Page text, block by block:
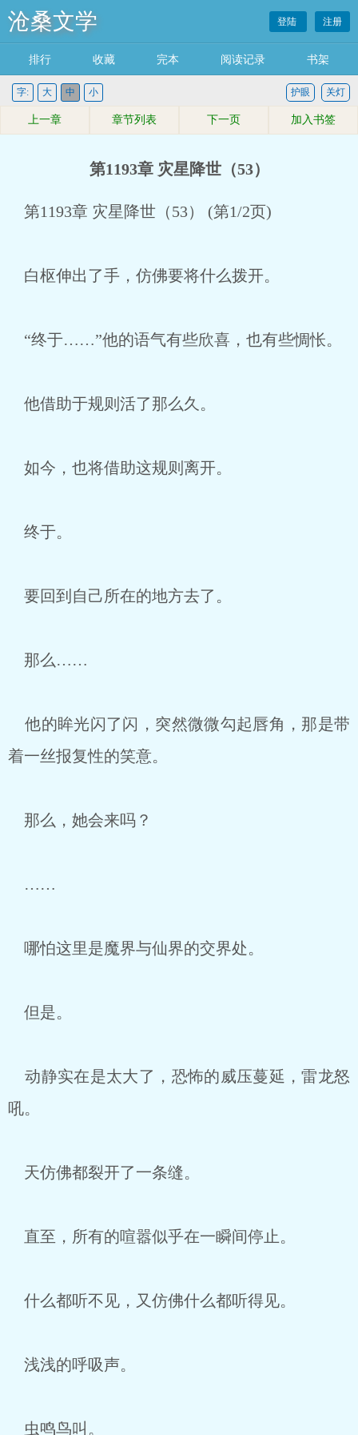
沧桑文学 登陆 注册
排行 收藏 完本 阅读记录 书架
字: 大 中 小 关灯
护眼
上一章 章节列表 下一页 加入书签
第1193章 灾星降世（53）
第1193章 灾星降世（53） (第1/2页)
白枢伸出了手，仿佛要将什么拨开。
“终于……”他的语气有些欣喜，也有些惆怅。
他借助于规则活了那么久。
如今，也将借助这规则离开。
终于。
要回到自己所在的地方去了。
那么……
他的眸光闪了闪，突然微微勾起唇角，那是带
着一丝报复性的笑意。
那么，她会来吗？
……
哪怕这里是魔界与仙界的交界处。
但是。
动静实在是太大了，恐怖的威压蔓延，雷龙怒
吼。
天仿佛都裂开了一条缝。
直至，所有的喧嚣似乎在一瞬间停止。
什么都听不见，又仿佛什么都听得见。
浅浅的呼吸声。
虫鸣鸟叫。